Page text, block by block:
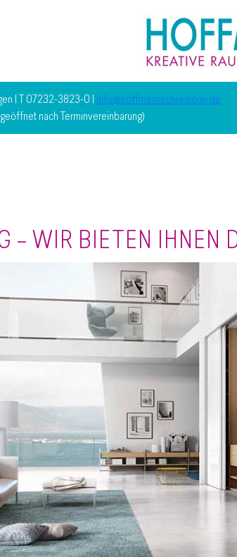
| T 07232-3823-0 | info@hoffmannschreinerei.de
nach Terminvereinbarung)
– WIR BIETEN IHNEN